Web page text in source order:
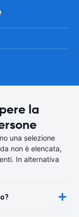
la
una selezione
non è elencata,
In alternativa